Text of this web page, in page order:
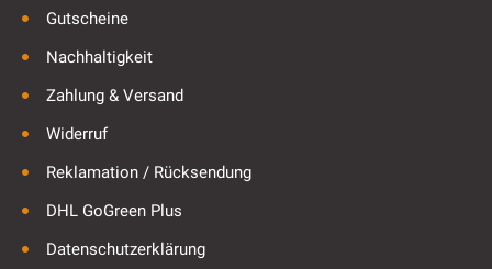
Gutscheine
Nachhaltigkeit
Zahlung & Versand
Widerruf
Reklamation / Rücksendung
DHL GoGreen Plus
Datenschutzerklärung